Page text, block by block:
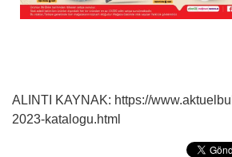
ALINTI KAYNAK: https://
2023-katalogu.html